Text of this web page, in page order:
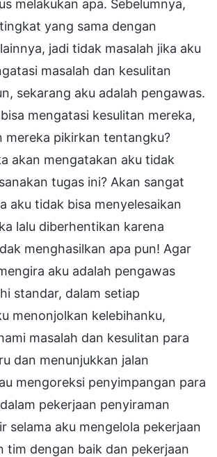
melakukan apa. Sebelumnya,
yang sama dengan
jadi tidak masalah jika aku
masalah dan kesulitan
sekarang aku adalah pengawas.
mengatasi kesulitan mereka,
mereka pikirkan tentangku?
akan mengatakan aku tidak
tugas ini? Akan sangat
aku tidak bisa menyelesaikan
lalu diberhentikan karena
menghasilkan apa pun! Agar
aku adalah pengawas
standar, dalam setiap
menonjolkan kelebihanku,
masalah dan kesulitan para
dan menunjukkan jalan
mengoreksi penyimpangan para
pekerjaan penyiraman
selama aku mengelola pekerjaan
tim dengan baik dan pekerjaan